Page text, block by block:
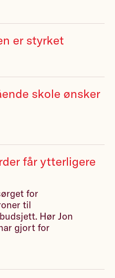
er styrket
skole ønsker
får ytterligere
for
til
Hør Jon
gjort for